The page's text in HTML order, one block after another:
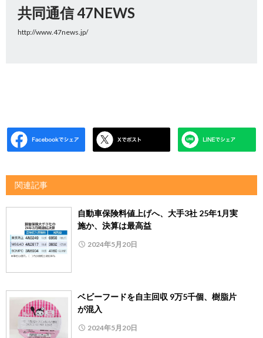
共同通信 47NEWS
http://www.47news.jp/
関連記事
自動車保険料値上げへ、大手3社 25年1月実
施か、決算は最高益
2024年5月20日
ベビーフードを自主回収 9万5千個、樹脂片
が混入
2024年5月20日